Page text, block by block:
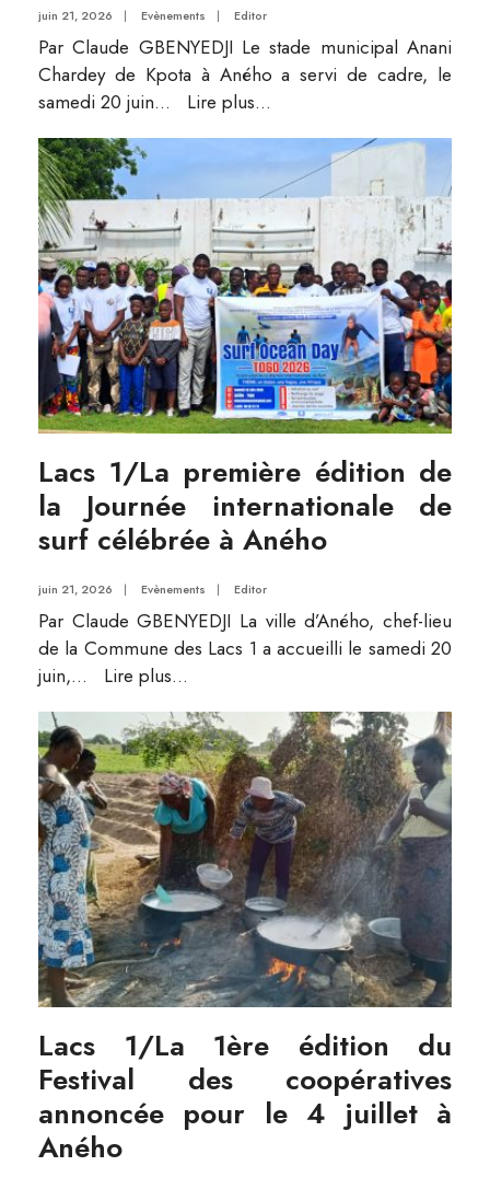
juin 21, 2026 | Evènements | Editor
Par Claude GBENYEDJI Le stade municipal Anani
Chardey de Kpota à Aného a servi de cadre, le
samedi 20 juin... Lire plus...
Lacs 1/La première édition de
la Journée internationale de
surf célébrée à Aného
juin 21, 2026 | Evènements | Editor
Par Claude GBENYEDJI La ville d’Aného, chef-lieu
de la Commune des Lacs 1 a accueilli le samedi 20
juin,... Lire plus...
Lacs 1/La 1ère édition du
Festival des coopératives
annoncée pour le 4 juillet à
Aného